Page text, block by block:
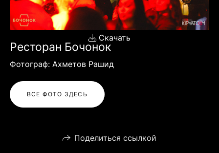
Скачать
Ресторан Бочонок
Фотограф: Ахметов Рашид
ВСЕ ФОТО ЗДЕСЬ
Поделиться ссылкой